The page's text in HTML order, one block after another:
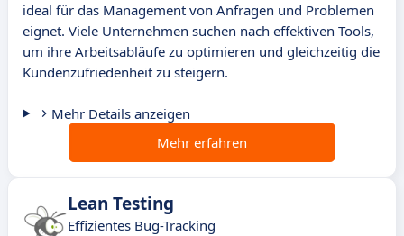
ideal für das Management von Anfragen und Problemen
eignet. Viele Unternehmen suchen nach effektiven Tools,
um ihre Arbeitsabläufe zu optimieren und gleichzeitig die
Kundenzufriedenheit zu steigern.
Mehr Details anzeigen
Mehr erfahren
Lean Testing
Effizientes Bug-Tracking